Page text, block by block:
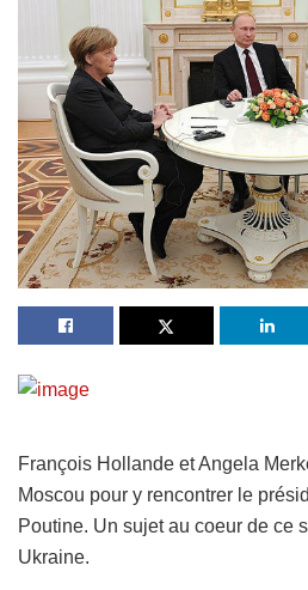
François Hollande et Angela
Moscou pour y rencontrer le
Poutine. Un sujet au coeur de ce
Ukraine.